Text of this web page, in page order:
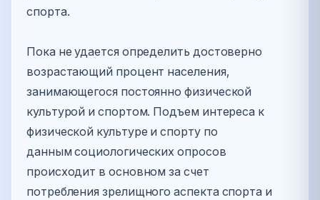
спорта.
Пока не удается определить достоверно
возрастающий процент населения,
занимающегося постоянно физической
культурой и спортом. Подъем интереса к
физической культуре и спорту по
данным социологических опросов
происходит в основном за счет
потребления зрелищного аспекта спорта и